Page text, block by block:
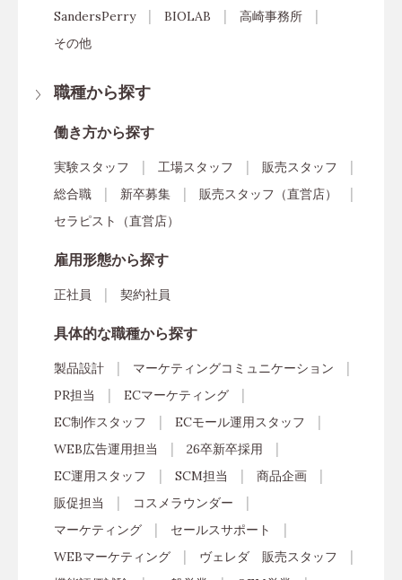
SandersPerry
BIOLAB
高崎事務所
その他
職種から探す
働き方から探す
実験スタッフ 工場スタッフ
販売スタッフ
総合職
新卒募集
販売スタッフ（直営店）
セラピスト（直営店）
雇用形態から探す
正社員 契約社員
具体的な職種から探す
製品設計
マーケティングコミュニケーション
PR担当
ECマーケティング
EC制作スタッフ
ECモール運用スタッフ
WEB広告運用担当
26卒新卒採用
EC運用スタッフ
SCM担当
商品企画
販促担当
コスメラウンダー
マーケティング
セールスサポート
WEBマーケティング
ヴェレダ 販売スタッフ